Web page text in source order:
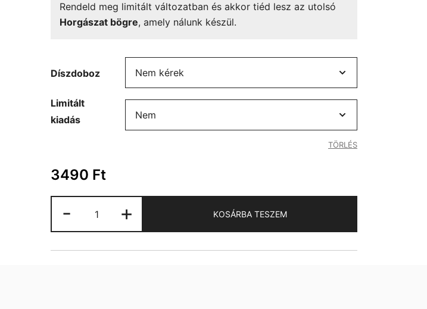
Rendeld meg limitált változatban és akkor tiéd lesz az utolsó
Horgászat bögre, amely nálunk készül.
Díszdoboz
Limitált
kiadás
TÖRLÉS
3490 Ft
-
bögre
mennyiség
+ KOSÁRBA TESZEM